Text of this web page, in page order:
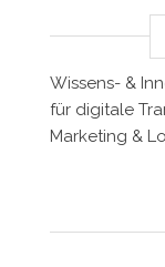
Wissens- &
für digitale
Marketing &